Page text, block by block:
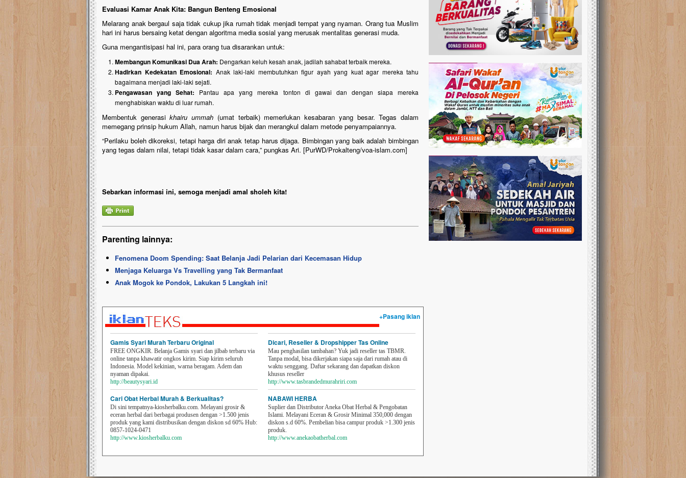
Evaluasi Kamar Anak Kita: Bangun Benteng Emosional
Melarang anak bergaul saja tidak cukup jika rumah tidak menjadi tempat yang nyaman. Orang tua Muslim
hari ini harus bersaing ketat dengan algoritma media sosial yang merusak mentalitas generasi muda.
Guna mengantisipasi hal ini, para orang tua disarankan untuk:
Membangun Komunikasi Dua Arah: Dengarkan keluh kesah anak, jadilah sahabat terbaik mereka.
Hadirkan Kedekatan Emosional: Anak laki-laki membutuhkan figur ayah yang kuat agar mereka tahu
bagaimana menjadi laki-laki sejati.
Pengawasan yang Sehat: Pantau apa yang mereka tonton di gawai dan dengan siapa mereka
menghabiskan waktu di luar rumah.
Membentuk generasikhairu ummah (umat terbaik) memerlukan kesabaran yang besar. Tegas dalam
memegang prinsip hukum Allah, namun harus bijak dan merangkul dalam metode penyampaiannya.
“Perilaku boleh dikoreksi, tetapi harga diri anak tetap harus dijaga. Bimbingan yang baik adalah bimbingan
yang tegas dalam nilai, tetapi tidak kasar dalam cara,” pungkas Ari. [PurWD/Prokalteng/voa-islam.com]
Sebarkan informasi ini, semoga menjadi amal sholeh kita!
Parenting lainnya:
Fenomena Doom Spending: Saat Belanja Jadi Pelarian dari Kecemasan Hidup
Menjaga Keluarga Vs Travelling yang Tak Bermanfaat
Anak Mogok ke Pondok, Lakukan 5 Langkah ini!
+Pasang iklan
Gamis Syari Murah Terbaru Original
FREE ONGKIR. Belanja Gamis syari dan jilbab terbaru via
online tanpa khawatir ongkos kirim. Siap kirim seluruh
Indonesia. Model kekinian, warna beragam. Adem dan
nyaman dipakai.
http://beautysyari.id
Cari Obat Herbal Murah & Berkualitas?
Di sini tempatnya-kiosherbalku.com. Melayani grosir &
eceran herbal dari berbagai produsen dengan >1.500 jenis
produk yang kami distribusikan dengan diskon sd 60% Hub:
0857-1024-0471
http://www.kiosherbalku.com
Dicari, Reseller & Dropshipper Tas Online
Mau penghasilan tambahan? Yuk jadi reseller tas TBMR.
Tanpa modal, bisa dikerjakan siapa saja dari rumah atau di
waktu senggang. Daftar sekarang dan dapatkan diskon
khusus reseller
http://www.tasbrandedmurahriri.com
NABAWI HERBA
Suplier dan Distributor Aneka Obat Herbal & Pengobatan
Islami. Melayani Eceran & Grosir Minimal 350,000 dengan
diskon s.d 60%. Pembelian bisa campur produk >1.300 jenis
produk.
http://www.anekaobatherbal.com